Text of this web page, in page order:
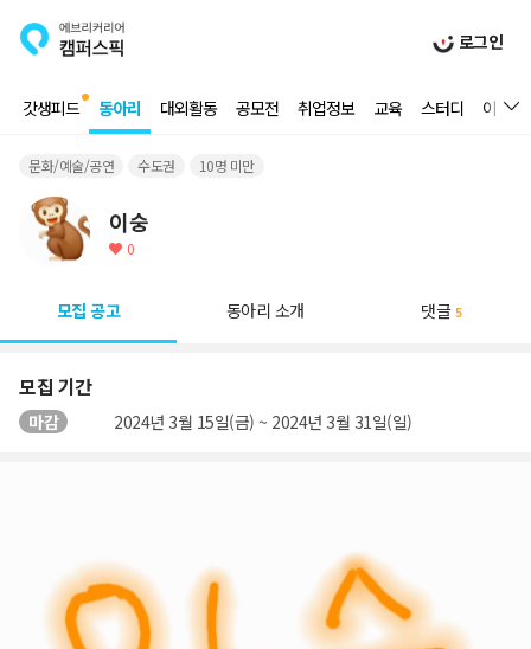
로그인
갓생피드 동아리 대외활동 공모전 취업정보 교육 스터디 이벤트
문화/예술/공연 수도권 10명 미만
이숭
0
모집 공고 동아리 소개 댓글 5
모집 기간
마감 2024년 3월 15일(금) ~ 2024년 3월 31일(일)